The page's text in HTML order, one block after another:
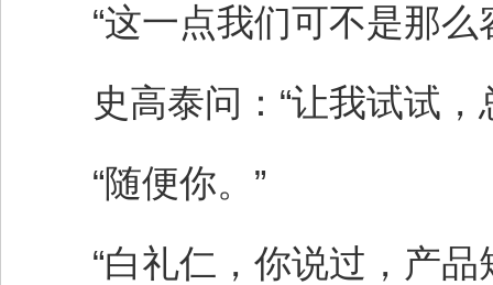
“这一点我们可不是那么
史高泰问：“让我试试，
“随便你。”
“白礼仁，你说过，产品